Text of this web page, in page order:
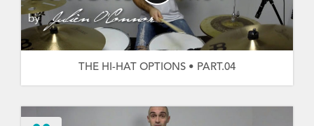
THE HI-HAT OPTIONS • PART.04